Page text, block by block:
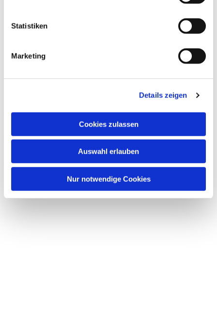
Statistiken
Marketing
Details zeigen
Cookies zulassen
Auswahl erlauben
Nur notwendige Cookies